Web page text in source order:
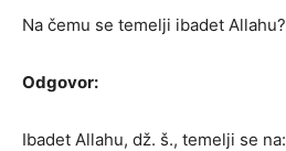
Na čemu se temelji ibadet Allahu?
Odgovor:
Ibadet Allahu, dž. š., temelji se na: